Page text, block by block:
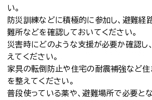
い。
防災訓練などに積極的に参加し、避難経
難所などを確認しておいてください。
災害時にどのような支援が必要か確認し
えてください。
家具の転倒防止や住宅の耐震補強など
を整えてください。
普段使っている薬や、避難場所で必要と